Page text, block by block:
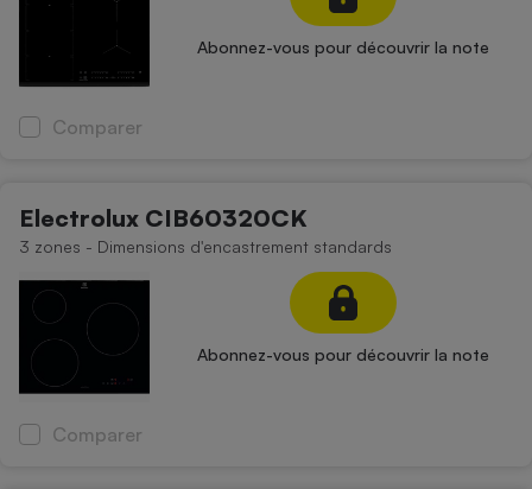
Abonnez-vous pour découvrir la note
Comparer
Electrolux CIB60320CK
3 zones - Dimensions d'encastrement standards
Abonnez-vous pour découvrir la note
Comparer
bouteille
Banque
Téléphone mobile -
Smartphone
Matelas
Radiateur électrique